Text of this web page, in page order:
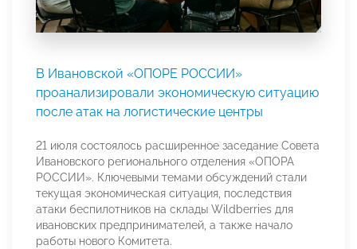
В Ивановской «ОПОРЕ РОССИИ»
проанализировали экономическую ситуацию
после атак на логистические центры
21 июля состоялось расширенное заседание Совета
Ивановского регионального отделения «ОПОРА
РОССИИ». Ключевыми темами обсуждений стали
текущая экономическая ситуация, последствия
атаки беспилотников на склады Wildberries для
ивановских предпринимателей, а также начало
работы нового Комитета.